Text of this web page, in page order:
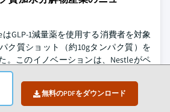
無料のPDFをダウンロード
はGLP-1減量薬を使用する消費者を対象
ク質ショット（約10gタンパク質）を
。このイノベーションは、Nestleがペ
のような）に基づく製品を開発する可
これは特に高齢者栄養製剤に転用でき